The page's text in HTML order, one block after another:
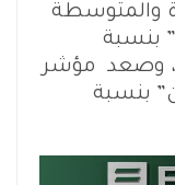
والمتوسطة
بنسبة
2971 نقطة، وصعد مؤشر
بنسبة